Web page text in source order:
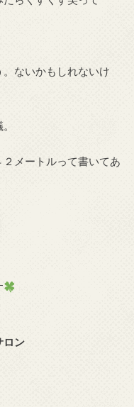
ないかもしれないけ
メートルって書いてあ
ロン